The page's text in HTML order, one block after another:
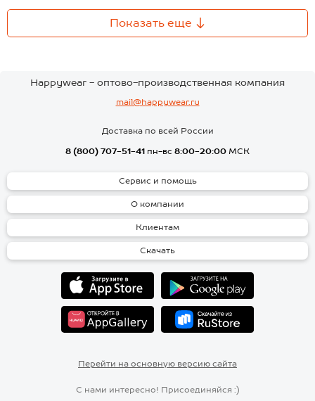
Показать еще
Happywear - оптово-производственная компания
mail@happywear.ru
Доставка по всей России
8 (800) 707-51-41 пн-вс 8:00-20:00 МСК
Сервис и помощь
О компании
Клиентам
Скачать
Перейти на основную версию сайта
С нами интересно! Присоединяйся :)